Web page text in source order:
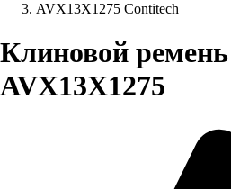
AVX13X1275 Contitech
Клиновой
AVX13X1275